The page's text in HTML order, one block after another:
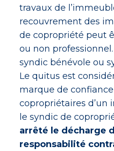
travaux de
recouvrement des
de copropriété peut
ou non
syndic bénévole ou
Le quitus est
marque de
copropriétaires d’un
le syndic de
arrêté le décharge
responsabilité